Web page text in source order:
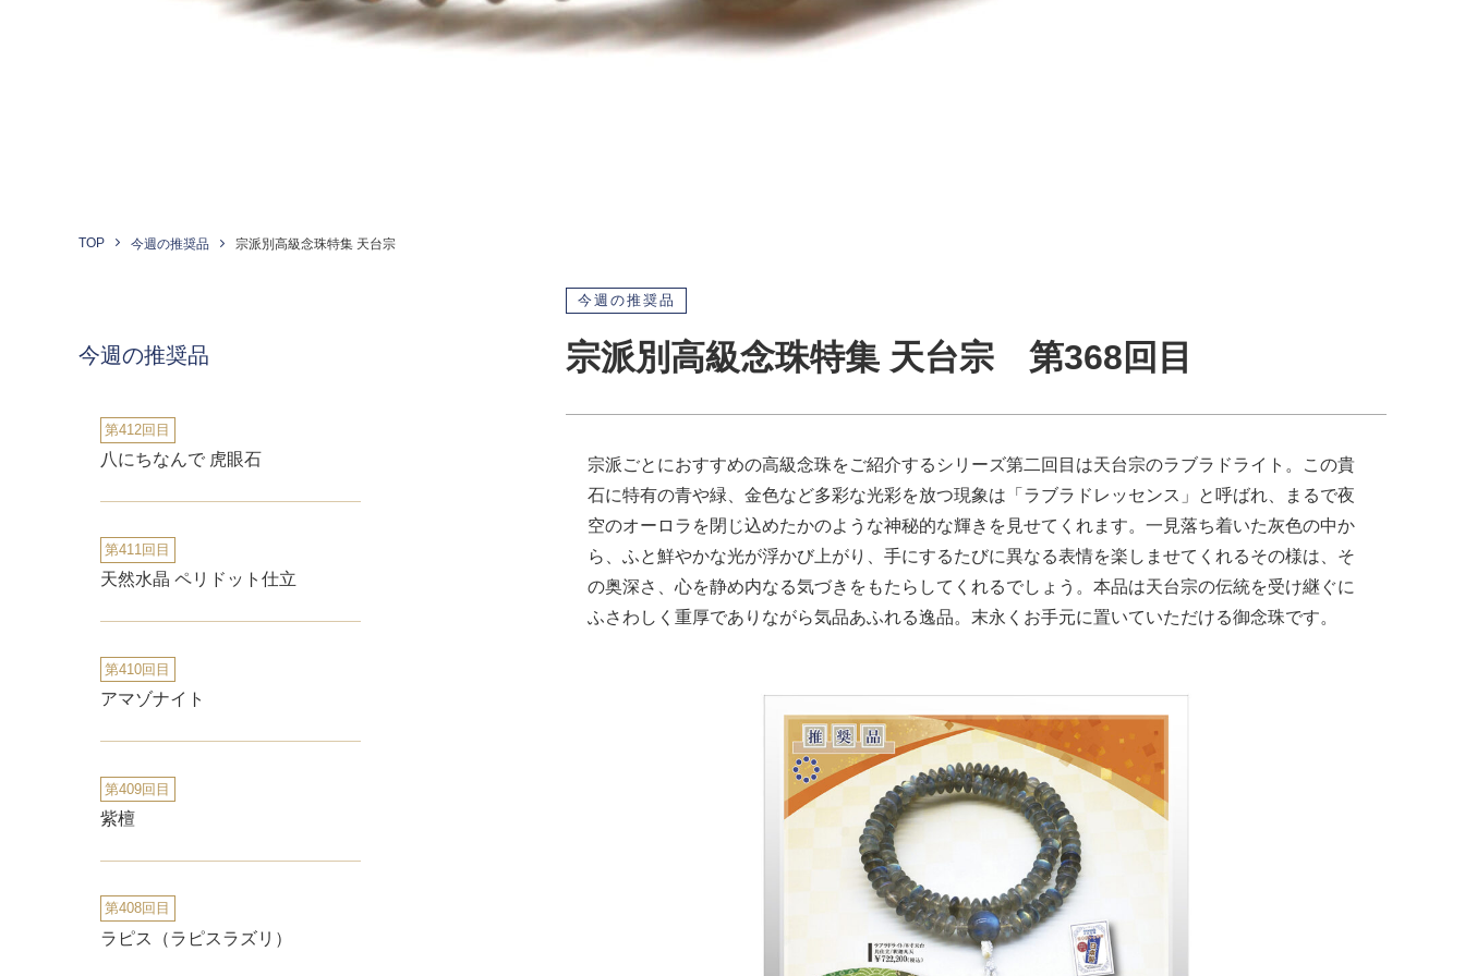
TOP 今週の推奨品 宗派別高級念珠特集 天台宗
今週の推奨品
宗派別高級念珠特集 天台宗 第368回目
宗派ごとにおすすめの高級念珠をご紹介するシリーズ第二回目は天台宗のラブラドライト。この貴
石に特有の青や緑、金色など多彩な光彩を放つ現象は「ラブラドレッセンス」と呼ばれ、まるで夜
空のオーロラを閉じ込めたかのような神秘的な輝きを見せてくれます。一見落ち着いた灰色の中か
ら、ふと鮮やかな光が浮かび上がり、手にするたびに異なる表情を楽しませてくれるその様は、そ
の奥深さ、心を静め内なる気づきをもたらしてくれるでしょう。本品は天台宗の伝統を受け継ぐに
ふさわしく重厚でありながら気品あふれる逸品。末永くお手元に置いていただける御念珠です。
今週の推奨品
第412回目
八にちなんで 虎眼石
第411回目
天然水晶 ペリドット仕立
第410回目
アマゾナイト
第409回目
紫檀
第408回目
ラピス（ラピスラズリ）